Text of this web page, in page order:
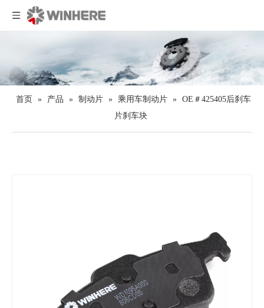
首页 » 产品 » 制动片 » 乘用车制动片 » OE＃425405后刹车
片刹车块